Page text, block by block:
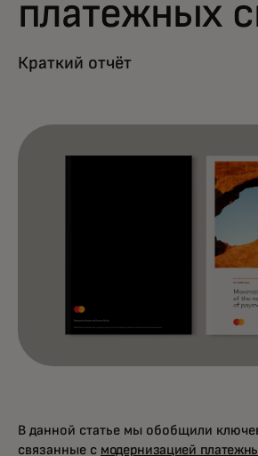
платежных
Краткий отчёт
В данной статье мы обобщили
связанные с модернизацией